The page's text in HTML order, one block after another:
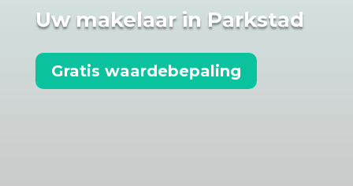
Uw makelaar in Parkstad
Gratis waardebepaling